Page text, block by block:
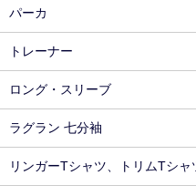
パーカ
トレーナー
ロング・スリーブ
ラグラン 七分袖
リンガーTシャツ、トリムTシャ